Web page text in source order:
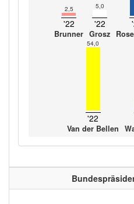
2,5
'22
Brunner
5,0
'22
Grosz
54,0
'22
Van der Bellen